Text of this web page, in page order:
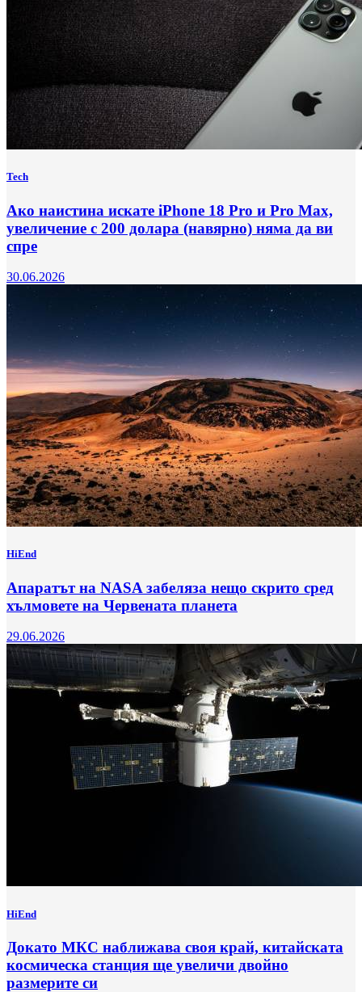
Tech
Ако наистина искате iPhone 18 Pro и Pro Max,
увеличение с 200 долара (навярно) няма да ви
спре
30.06.2026
HiEnd
Апаратът на NASA забеляза нещо скрито сред
хълмовете на Червената планета
29.06.2026
HiEnd
Докато МКС наближава своя край, китайската
космическа станция ще увеличи двойно
размерите си